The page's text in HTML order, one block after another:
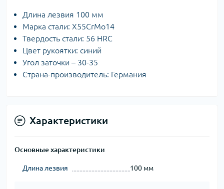
Длина лезвия 100 мм
Марка стали: X55CrMo14
Твердость стали: 56 HRC
Цвет рукоятки: синий
Угол заточки – 30-35
Страна-производитель: Германия
Характеристики
Основные характеристики
Длина лезвия 100 мм